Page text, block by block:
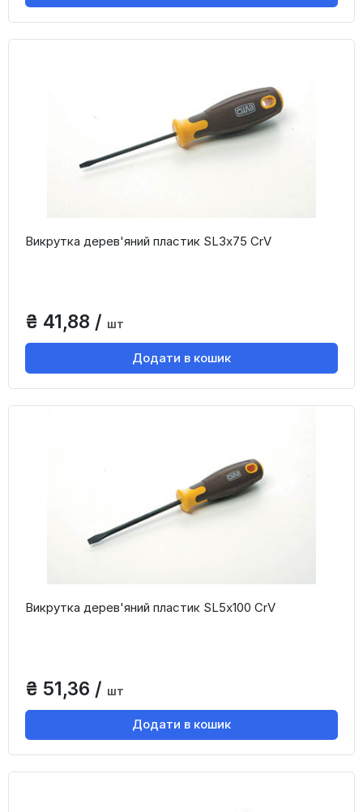
Викрутка дерев'яний пластик SL3x75 CrV
₴ 41,88 / шт
Додати в кошик
Викрутка дерев'яний пластик SL5x100 CrV
₴ 51,36 / шт
Додати в кошик